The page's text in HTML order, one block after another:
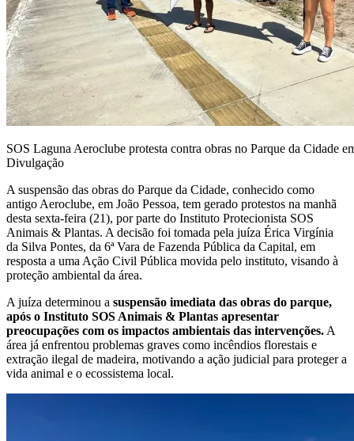
SOS Laguna Aeroclube protesta contra obras no Parque da Cidade
Divulgação
A suspensão das obras do Parque da Cidade, conhecido como
antigo Aeroclube, em João Pessoa, tem gerado protestos na manhã
desta sexta-feira (21), por parte do Instituto Protecionista SOS
Animais & Plantas. A decisão foi tomada pela juíza Érica Virgínia
da Silva Pontes, da 6ª Vara de Fazenda Pública da Capital, em
resposta a uma Ação Civil Pública movida pelo instituto, visando à
proteção ambiental da área.
A juíza determinou a suspensão imediata das obras do parque,
após o Instituto SOS Animais & Plantas apresentar
preocupações com os impactos ambientais das intervenções. A
área já enfrentou problemas graves como incêndios florestais e
extração ilegal de madeira, motivando a ação judicial para proteger a
vida animal e o ecossistema local.